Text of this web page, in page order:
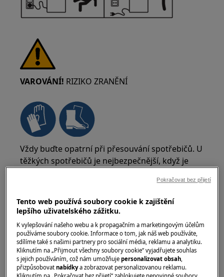
VAROVÁNÍ! RIZIKO ZRANĚNÍ
Vždy buďte opatrní při přesouvání spotřebičů. U
těžkých spotřebičů je nejbezpečnější, když je
rukavice a bezpečnostní obuv. Ochranné
rukavice noste stále, abyste se ochránili před
řeznými ranami od ostrých hran.
VAROVÁNÍ!RIZIKO PORANĚNÍ OČÍ
Tento web používá soubory cookie k zajištění
lepšího uživatelského zážitku.
K vylepšování našeho webu a k propagačním a marketingovým účelům
používáme soubory cookie. Informace o tom, jak náš web používáte,
sdílíme také s našimi partnery pro sociální média, reklamu a analytiku.
Kliknutím na „Přijmout všechny soubory cookie“ vyjadřujete souhlas
s jejich používáním, což nám umožňujepersonalizovat obsah,
přizpůsobovatnabídkya zobrazovat personalizovanou reklamu.
Pokračovat bez přijetí